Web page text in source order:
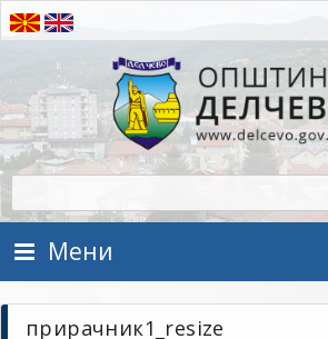
Прескокнете на содржината
Општина Делчево
Општина Делчево
Мени
прирачник1_resize